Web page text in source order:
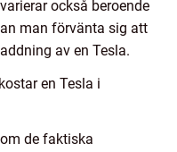
också beroende
man förvänta sig att
av en Tesla.
en Tesla i
de faktiska